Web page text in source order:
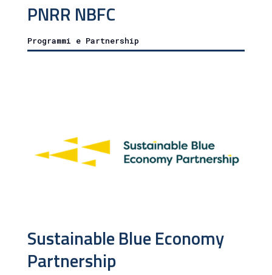
PNRR NBFC
Programmi e Partnership
Sustainable Blue Economy
Partnership